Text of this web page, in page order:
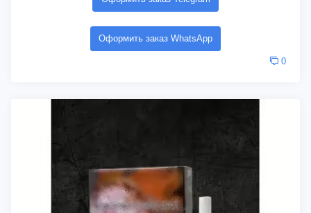
Оформить заказ WhatsApp
0